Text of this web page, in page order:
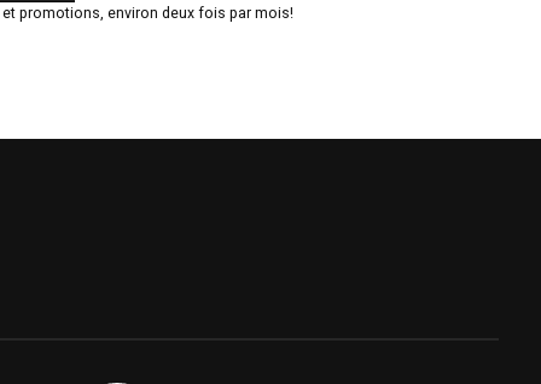
promotions, environ deux fois par mois!